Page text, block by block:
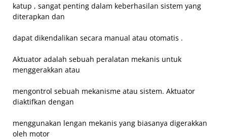
katup , sangat penting dalam keberhasilan sistem yang
diterapkan dan
dapat dikendalikan secara manual atau otomatis .
Aktuator adalah sebuah peralatan mekanis untuk
menggerakkan atau
mengontrol sebuah mekanisme atau sistem. Aktuator
diaktifkan dengan
menggunakan lengan mekanis yang biasanya digerakkan
oleh motor